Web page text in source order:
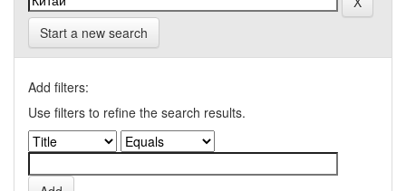
Start a new search
Add filters:
Use filters to refine the search results.